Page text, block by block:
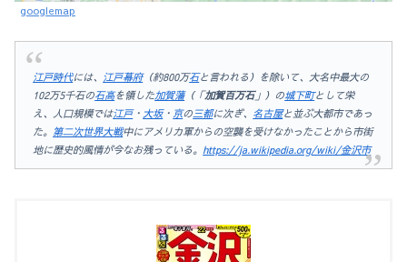
googlemap
江戸時代には、 江戸幕府（約800万石と言われる）を除いて、大名中最大の
102万5千石の石高を領した加賀藩（「加賀百万石」）の城下町として栄
え、人口規模では江戸・大坂・京の三都に次ぎ、 名古屋と並ぶ大都市であっ
た。 第二次世界大戦中にアメリカ軍からの空襲を受けなかったことから市街
地に歴史的風情が今なお残っている。 https://ja.wikipedia.org/wiki/金沢市